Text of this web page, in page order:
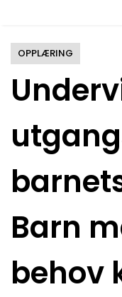
Barn
behov
OPPLÆRING